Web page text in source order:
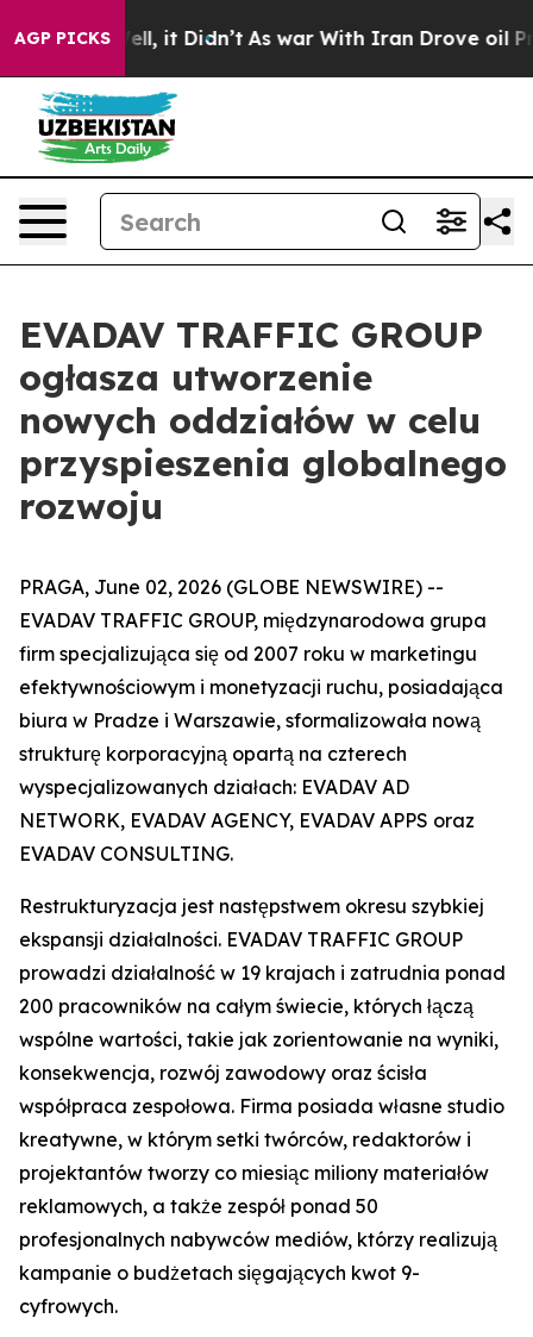
AGP PICKS
40%. Well, it Didn’t As war With Iran Drove oil
EVADAV TRAFFIC GROUP
ogłasza utworzenie
nowych oddziałów w celu
przyspieszenia globalnego
rozwoju
PRAGA, June 02, 2026 (GLOBE NEWSWIRE) --
EVADAV TRAFFIC GROUP, międzynarodowa grupa
firm specjalizująca się od 2007 roku w marketingu
efektywnościowym i monetyzacji ruchu, posiadająca
biura w Pradze i Warszawie, sformalizowała nową
strukturę korporacyjną opartą na czterech
wyspecjalizowanych działach: EVADAV AD
NETWORK, EVADAV AGENCY, EVADAV APPS oraz
EVADAV CONSULTING.
Restrukturyzacja jest następstwem okresu szybkiej
ekspansji działalności. EVADAV TRAFFIC GROUP
prowadzi działalność w 19 krajach i zatrudnia ponad
200 pracowników na całym świecie, których łączą
wspólne wartości, takie jak zorientowanie na wyniki,
konsekwencja, rozwój zawodowy oraz ścisła
współpraca zespołowa. Firma posiada własne studio
kreatywne, w którym setki twórców, redaktorów i
projektantów tworzy co miesiąc miliony materiałów
reklamowych, a także zespół ponad 50
profesjonalnych nabywców mediów, którzy realizują
kampanie o budżetach sięgających kwot 9-
cyfrowych.